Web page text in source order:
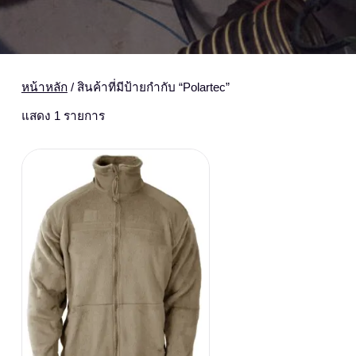
หน้าหลัก/ สินค้าที่มีป้ายกำกับ “Polartec”
แสดง 1 รายการ